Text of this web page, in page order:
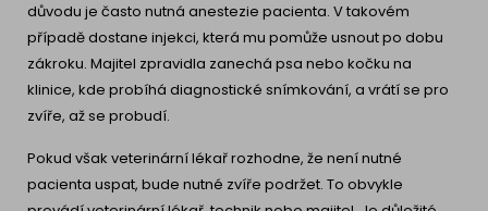
důvodu je často nutná anestezie pacienta. V takovém
případě dostane injekci, která mu pomůže usnout po dobu
zákroku. Majitel zpravidla zanechá psa nebo kočku na
klinice, kde probíhá diagnostické snímkování, a vrátí se pro
zvíře, až se probudí.
Pokud však veterinární lékař rozhodne, že není nutné
pacienta uspat, bude nutné zvíře podržet. To obvykle